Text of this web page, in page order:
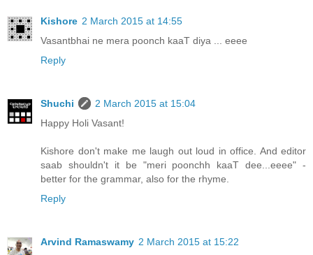
Kishore 2 March 2015 at 14:55
Vasantbhai ne mera poonch kaaT diya ... eeee
Reply
Shuchi
2 March 2015 at 15:04
Happy Holi Vasant!
Kishore don't make me laugh out loud in office. And editor
saab shouldn't it be "meri poonchh kaaT dee...eeee" -
better for the grammar, also for the rhyme.
Reply
Arvind Ramaswamy 2 March 2015 at 15:22